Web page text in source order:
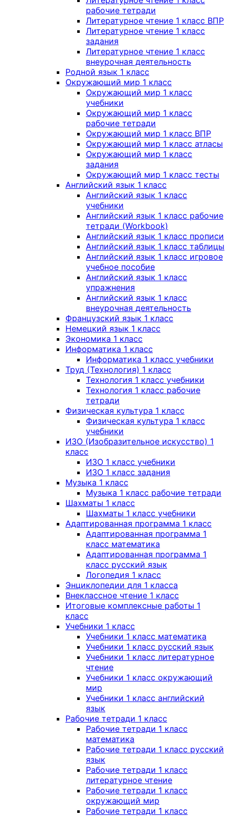
рабочие тетради
Литературное чтение 1 класс ВПР
Литературное чтение 1 класс
задания
Литературное чтение 1 класс
внеурочная деятельность
Родной язык 1 класс
Окружающий мир 1 класс
Окружающий мир 1 класс
учебники
Окружающий мир 1 класс
рабочие тетради
Окружающий мир 1 класс ВПР
Окружающий мир 1 класс атласы
Окружающий мир 1 класс
задания
Окружающий мир 1 класс тесты
Английский язык 1 класс
Английский язык 1 класс
учебники
Английский язык 1 класс рабочие
тетради (Workbook)
Английский язык 1 класс прописи
Английский язык 1 класс таблицы
Английский язык 1 класс игровое
учебное пособие
Английский язык 1 класс
упражнения
Английский язык 1 класс
внеурочная деятельность
Французский язык 1 класс
Немецкий язык 1 класс
Экономика 1 класс
Информатика 1 класс
Информатика 1 класс учебники
Труд (Технология) 1 класс
Технология 1 класс учебники
Технология 1 класс рабочие
тетради
Физическая культура 1 класс
Физическая культура 1 класс
учебники
ИЗО (Изобразительное искусство) 1
класс
ИЗО 1 класс учебники
ИЗО 1 класс задания
Музыка 1 класс
Музыка 1 класс рабочие тетради
Шахматы 1 класс
Шахматы 1 класс учебники
Адаптированная программа 1 класс
Адаптированная программа 1
класс математика
Адаптированная программа 1
класс русский язык
Логопедия 1 класс
Энциклопедии для 1 класса
Внеклассное чтение 1 класс
Итоговые комплексные работы 1
класс
Учебники 1 класс
Учебники 1 класс математика
Учебники 1 класс русский язык
Учебники 1 класс литературное
чтение
Учебники 1 класс окружающий
мир
Учебники 1 класс английский
язык
Рабочие тетради 1 класс
Рабочие тетради 1 класс
математика
Рабочие тетради 1 класс русский
язык
Рабочие тетради 1 класс
литературное чтение
Рабочие тетради 1 класс
окружающий мир
Рабочие тетради 1 класс